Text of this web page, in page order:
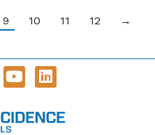
9 10 11 12 →